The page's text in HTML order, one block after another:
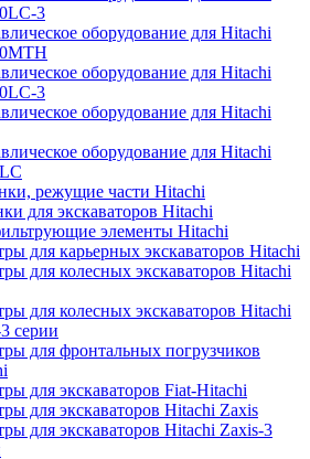
3
оборудование для Hitachi
оборудование для Hitachi
3
оборудование для Hitachi
оборудование для Hitachi
режущие части Hitachi
для экскаваторов Hitachi
элементы Hitachi
для карьерных экскаваторов Hitachi
для колесных экскаваторов Hitachi
для колесных экскаваторов Hitachi
серии
для фронтальных погрузчиков
для экскаваторов Fiat-Hitachi
для экскаваторов Hitachi Zaxis
для экскаваторов Hitachi Zaxis-3